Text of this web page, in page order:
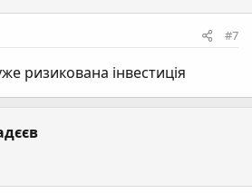
#7
ризикована інвестиція